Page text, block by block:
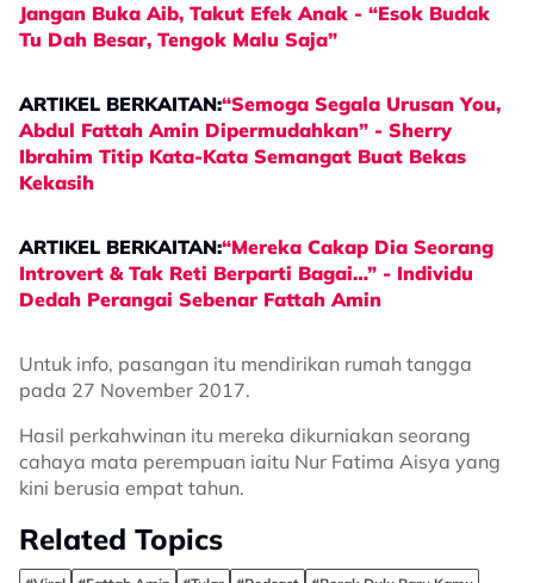
Jangan Buka Aib, Takut Efek Anak - “Esok Budak
Tu Dah Besar, Tengok Malu Saja”
ARTIKEL BERKAITAN:“Semoga Segala Urusan You,
Abdul Fattah Amin Dipermudahkan” - Sherry
Ibrahim Titip Kata-Kata Semangat Buat Bekas
Kekasih
ARTIKEL BERKAITAN:“Mereka Cakap Dia Seorang
Introvert & Tak Reti Berparti Bagai…” - Individu
Dedah Perangai Sebenar Fattah Amin
Untuk info, pasangan itu mendirikan rumah tangga
pada 27 November 2017.
Hasil perkahwinan itu mereka dikurniakan seorang
cahaya mata perempuan iaitu Nur Fatima Aisya yang
kini berusia empat tahun.
Related Topics